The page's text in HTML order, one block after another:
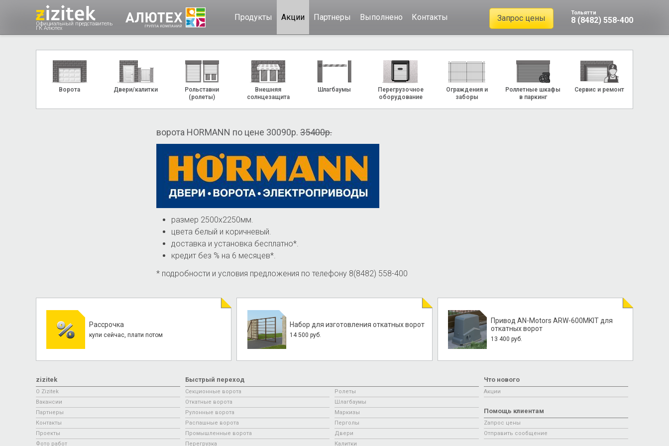
Официальный представитель
ГК Алютех
Продукты Акции Партнеры Выполнено Контакты Запрос цены
Тольятти
8 (8482) 558-400
Ворота Двери/калитки
Рольставни
(ролеты)
Внешняя
солнцезащита
Шлагбаумы
Перегрузочное
оборудование
Ограждения и
заборы
Роллетные шкафы
в паркинг
Сервис и ремонт
ворота HORMANN по цене 30090р. 35400р.
размер 2500х2250мм.
цвета белый и коричневый.
доставка и установка бесплатно*.
кредит без % на 6 месяцев*.
* подробности и условия предложения по телефону 8(8482) 558-400
Рассрочка
купи сейчас, плати потом
Набор для изготовления откатных ворот
14 500 руб.
Привод AN-Motors ARW-600MKIT для
откатных ворот
13 400 руб.
zizitek Быстрый переход Что нового
О Zizitek
Вакансии
Партнеры
Контакты
Проекты
Фото работ
Секционные ворота
Откатные ворота
Рулонные ворота
Распашные ворота
Промышленные ворота
Перегрузка
Ролеты
Шлагбаумы
Маркизы
Перголы
Двери
Калитки
Акции
Помощь клиентам
Zапрос цены
Отправить сообщение